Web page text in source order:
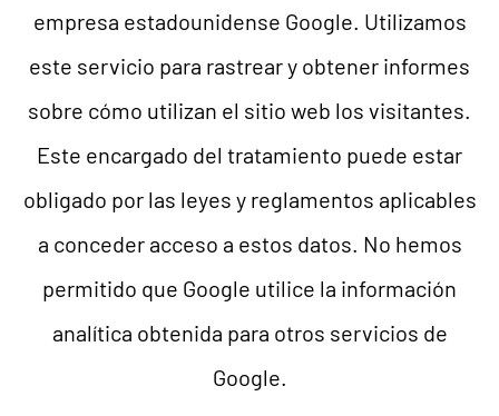
empresa estadounidense Google. Utilizamos
este servicio para rastrear y obtener informes
sobre cómo utilizan el sitio web los visitantes.
Este encargado del tratamiento puede estar
obligado por las leyes y reglamentos aplicables
a conceder acceso a estos datos. No hemos
permitido que Google utilice la información
analítica obtenida para otros servicios de
Google.